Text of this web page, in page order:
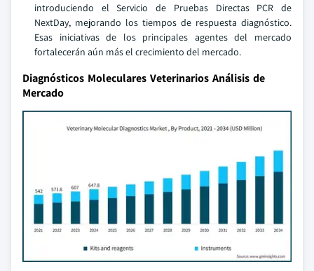
introduciendo el Servicio de Pruebas Directas PCR de
NextDay, mejorando los tiempos de respuesta diagnóstico.
Esas iniciativas de los principales agentes del mercado
fortalecerán aún más el crecimiento del mercado.
Diagnósticos Moleculares Veterinarios Análisis de
Mercado